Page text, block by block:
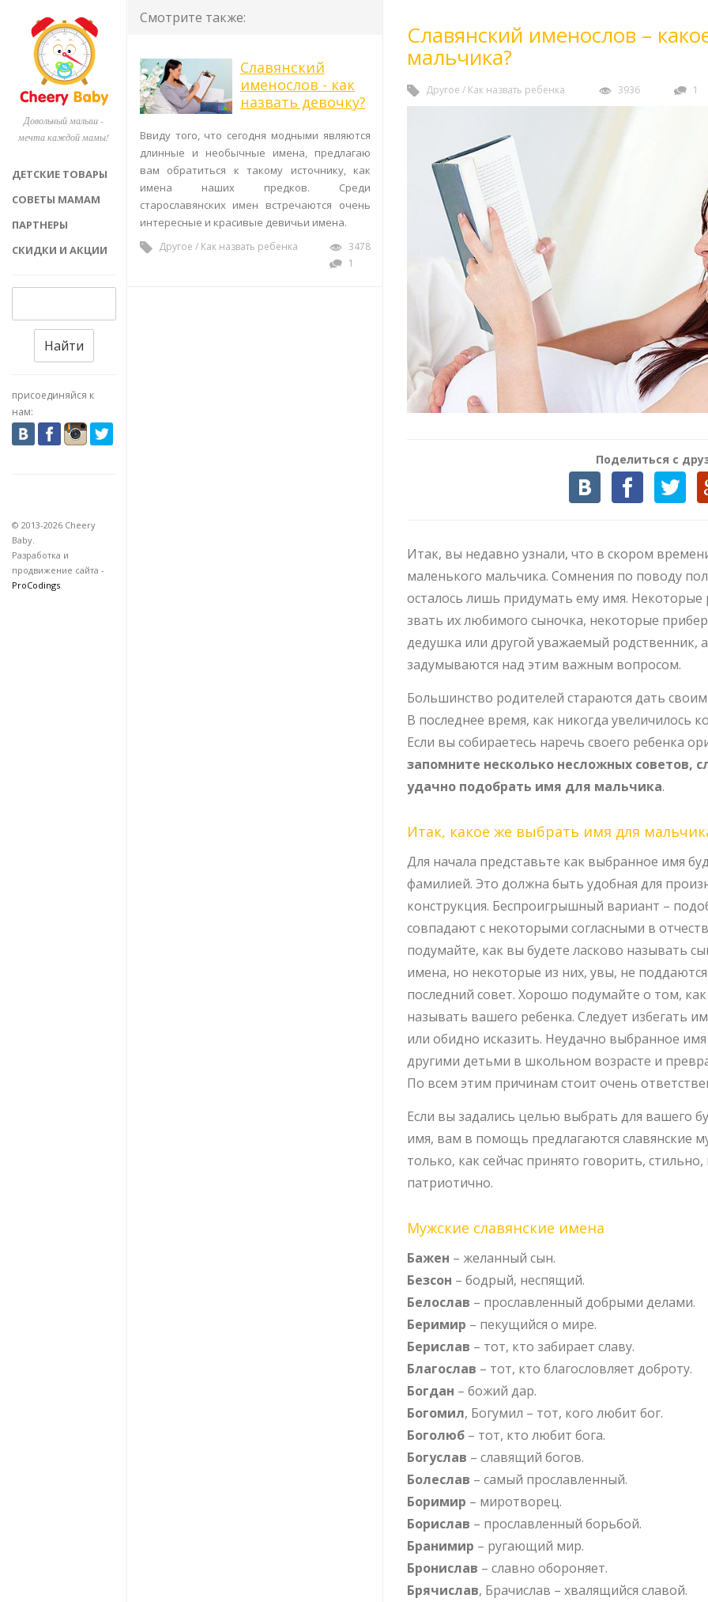
Довольный малыш -
мечта каждой мамы!
ДЕТСКИЕ ТОВАРЫ
СОВЕТЫ МАМАМ
ПАРТНЕРЫ
СКИДКИ И АКЦИИ
Найти
присоединяйся к
нам:
© 2013-2026 Cheery
Baby.
Разработка и
продвижение сайта -
ProCodings.
Смотрите также:
Славянский
именослов - как
назвать девочку?
Ввиду того, что сегодня модными являются
длинные и необычные имена, предлагаю
вам обратиться к такому источнику, как
имена наших предков. Среди
старославянских имен встречаются очень
интересные и красивые девичьи имена.
Другое / Как назвать ребенка
3478
1
Славянский именослов –
мальчика?
Другое / Как назвать ребенка 3936 1
Поделиться с
Итак, вы недавно узнали, что в скором
маленького мальчика. Сомнения по поводу
осталось лишь придумать ему имя. Некоторые
звать их любимого сыночка, некоторые
дедушка или другой уважаемый родственник,
задумываются над этим важным вопросом.
Большинство родителей стараются дать
В последнее время, как никогда увеличилось
Если вы собираетесь наречь своего ребенка
запомните несколько несложных советов,
удачно подобрать имя для мальчика.
Итак, какое же выбрать имя для
Для начала представьте как выбранное имя
фамилией. Это должна быть удобная для
конструкция. Беспроигрышный вариант –
совпадают с некоторыми согласными в
подумайте, как вы будете ласково называть
имена, но некоторые из них, увы, не
последний совет. Хорошо подумайте о том,
называть вашего ребенка. Следует избегать
или обидно исказить. Неудачно выбранное
другими детьми в школьном возрасте и
По всем этим причинам стоит очень
Если вы задались целью выбрать для вашего
имя, вам в помощь предлагаются славянские
только, как сейчас принято говорить,
патриотично.
Мужские славянские имена
Бажен – желанный сын.
Безсон – бодрый, неспящий.
Белослав – прославленный добрыми делами.
Беримир – пекущийся о мире.
Берислав – тот, кто забирает славу.
Благослав – тот, кто благословляет доброту.
Богдан – божий дар.
Богомил, Богумил – тот, кого любит бог.
Боголюб – тот, кто любит бога.
Богуслав – славящий богов.
Болеслав – самый прославленный.
Боримир – миротворец.
Борислав – прославленный борьбой.
Бранимир – ругающий мир.
Бронислав – славно обороняет.
Брячислав, Брачислав – хвалящийся славой.